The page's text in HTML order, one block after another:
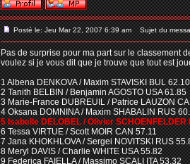
Posté le: Jeu Mar 22, 2007 6:39 am Sujet du
Pas de surprise pour ma part sur le classement
voulez si je vous dit que je trouve que tout est
1 Albena DENKOVA / Maxim STAVISKI BUL 62.10
2 Tanith BELBIN / Benjamin AGOSTO USA 61.85
3 Marie-France DUBREUIL / Patrice LAUZON
4 Oksana DOMNINA / Maxim SHABALIN RUS
5 Isabelle DELOBEL / Olivier SCHOENFELDER
6 Tessa VIRTUE / Scott MOIR CAN 57.11
7 Jana KHOKHLOVA / Sergei NOVITSKI RUS
8 Meryl DAVIS / Charlie WHITE USA 55.82
9 Federica FAIELLA / Massimo SCALI ITA 53.32